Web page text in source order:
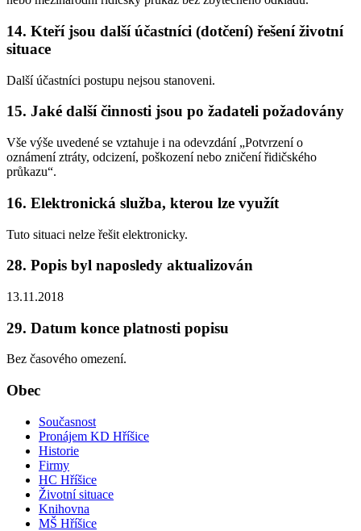
14. Kteří jsou další účastníci (dotčení) řešení životní
situace
Další účastníci postupu nejsou stanoveni.
15. Jaké další činnosti jsou po žadateli požadovány
Vše výše uvedené se vztahuje i na odevzdání „Potvrzení o
oznámení ztráty, odcizení, poškození nebo zničení řidičského
průkazu“.
16. Elektronická služba, kterou lze využít
Tuto situaci nelze řešit elektronicky.
28. Popis byl naposledy aktualizován
13.11.2018
29. Datum konce platnosti popisu
Bez časového omezení.
Obec
Současnost
Pronájem KD Hříšice
Historie
Firmy
HC Hříšice
Životní situace
Knihovna
MŠ Hříšice